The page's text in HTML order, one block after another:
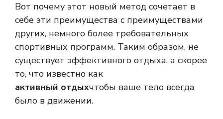
Вот почему этот новый метод сочетает в
себе эти преимущества с преимуществами
других, немного более требовательных
спортивных программ. Таким образом, не
существует эффективного отдыха, а скорее
то, что известно как
активный отдыхчтобы ваше тело всегда
было в движении.